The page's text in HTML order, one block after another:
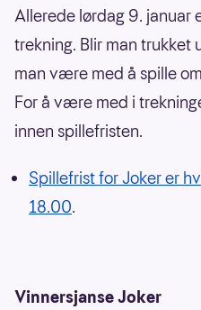
Allerede lørdag 9. januar
trekning. Blir man trukket
man være med å spille
For å være med i
innen spillefristen.
Spillefrist for Joker er
18.00.
Vinnersjanse Joker